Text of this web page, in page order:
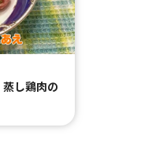
し鶏肉の